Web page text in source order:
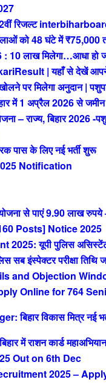
रिजल्ट
को 48 घंटे में
मिलेगा…आधा हो
| यहाँ से देखें
पर मिलेगा अनुदान |
1 अप्रैल 2026 से जमीन
– राज्य, बिहार 2026 -
के लिए नई भर्ती शुरू
Notification
से पाएं 9.90 लाख
Posts] Notice 2025
यूपी पुलिस
इंस्पेक्टर परीक्षा तिथि
and Objection
Online for 764
बिहार विकास मित्र
में राशन कार्ड
Out on 6th Dec
2025 –